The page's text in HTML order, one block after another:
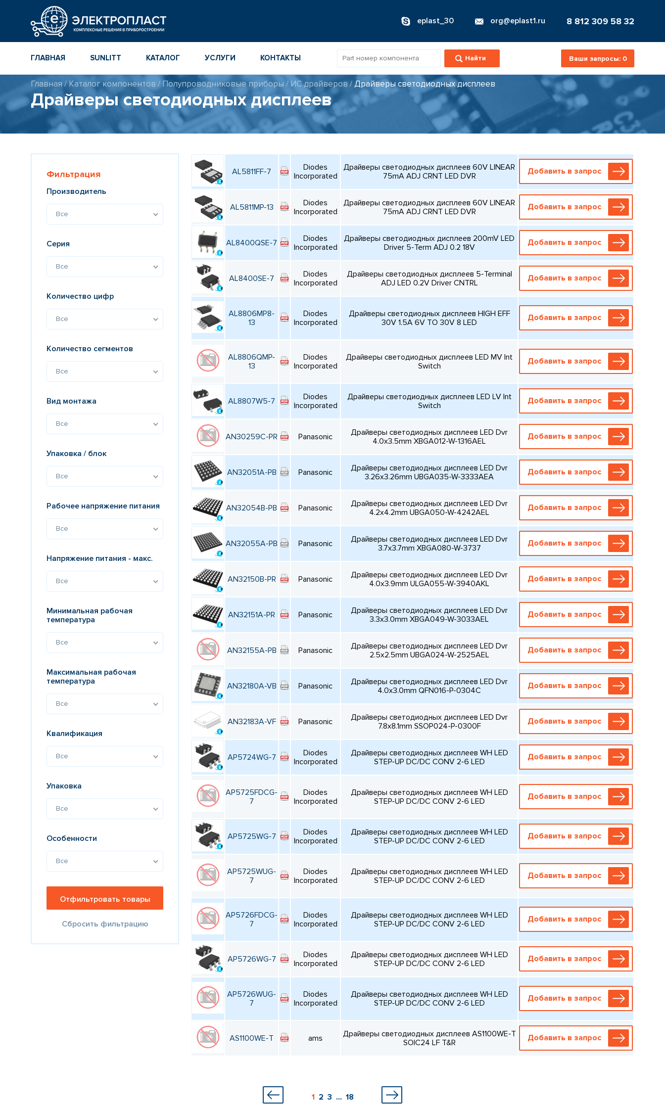
eplast_30 org@eplast1.ru 8 812 309 58 32
ГЛАВНАЯ SUNLITT
МНОГОСЛОЙНЫЕ
КЕРАМИЧЕСКИЕ ЧИП-
КОНДЕНСАТОРЫ
ПОВЕРХНОСТНОГО
И ТОНКОПЛЕНОЧНЫЕ
КАТАЛОГ
КАТАЛОГ
КОМПОНЕНТОВ
КАТАЛОГ ПРИБОРОВ
ИНСТРУМЕНТОВ
КАТАЛОГ
ПРОИЗВОДИТЕЛЕЙ
УСЛУГИ КОНТАКТЫ Ваши запросы: 0
Главная/Каталог компонентов / Полупроводниковые приборы / ИС драйверов /Драйверы светодиодных дисплеев
Драйверы светодиодных дисплеев
Фильтрация
Производитель
Все
Серия
Все
Количество цифр
Все
Количество сегментов
Все
Вид монтажа
Все
Упаковка / блок
Все
Рабочее напряжение питания
Все
Напряжение питания - макс.
Все
Минимальная рабочая
температура
Все
Максимальная рабочая
температура
Все
Квалификация
Все
Упаковка
Все
Особенности
Все
Сбросить фильтрацию
AL5811FF-7
Diodes
Incorporated
Драйверы светодиодных дисплеев 60V LINEAR
75mA ADJ CRNT LED DVR
Добавить в запрос
AL5811MP-13
Diodes
Incorporated
Драйверы светодиодных дисплеев 60V LINEAR
75mA ADJ CRNT LED DVR
Добавить в запрос
AL8400QSE-7
Diodes
Incorporated
Драйверы светодиодных дисплеев 200mV LED
Driver 5-Term ADJ 0.2 18V
Добавить в запрос
AL8400SE-7
Diodes
Incorporated
Драйверы светодиодных дисплеев 5-Terminal
ADJ LED 0.2V Driver CNTRL
Добавить в запрос
AL8806MP8-
13
Diodes
Incorporated
Драйверы светодиодных дисплеев HIGH EFF
30V 1.5A 6V TO 30V 8 LED
Добавить в запрос
AL8806QMP-
13
Diodes
Incorporated
Драйверы светодиодных дисплеев LED MV Int
Switch
Добавить в запрос
AL8807W5-7
Diodes
Incorporated
Драйверы светодиодных дисплеев LED LV Int
Switch
Добавить в запрос
AN30259C-PR Panasonic
Драйверы светодиодных дисплеев LED Dvr
4.0x3.5mm XBGA012-W-1316AEL
Добавить в запрос
AN32051A-PB Panasonic
Драйверы светодиодных дисплеев LED Dvr
3.26x3.26mm UBGA035-W-3333AEA
Добавить в запрос
AN32054B-PB Panasonic
Драйверы светодиодных дисплеев LED Dvr
4.2x4.2mm UBGA050-W-4242AEL
Добавить в запрос
AN32055A-PB Panasonic
Драйверы светодиодных дисплеев LED Dvr
3.7x3.7mm XBGA080-W-3737
Добавить в запрос
AN32150B-PR Panasonic
Драйверы светодиодных дисплеев LED Dvr
4.0x3.9mm ULGA055-W-3940AKL
Добавить в запрос
AN32151A-PR Panasonic
Драйверы светодиодных дисплеев LED Dvr
3.3x3.0mm XBGA049-W-3033AEL
Добавить в запрос
AN32155A-PB Panasonic
Драйверы светодиодных дисплеев LED Dvr
2.5x2.5mm UBGA024-W-2525AEL
Добавить в запрос
AN32180A-VB Panasonic
Драйверы светодиодных дисплеев LED Dvr
4.0x3.0mm QFN016-P-0304C
Добавить в запрос
AN32183A-VF Panasonic
Драйверы светодиодных дисплеев LED Dvr
7.8x8.1mm SSOP024-P-0300F
Добавить в запрос
AP5724WG-7
Diodes
Incorporated
Драйверы светодиодных дисплеев WH LED
STEP-UP DC/DC CONV 2-6 LED
Добавить в запрос
AP5725FDCG-
7
Diodes
Incorporated
Драйверы светодиодных дисплеев WH LED
STEP-UP DC/DC CONV 2-6 LED
Добавить в запрос
AP5725WG-7
Diodes
Incorporated
Драйверы светодиодных дисплеев WH LED
STEP-UP DC/DC CONV 2-6 LED
Добавить в запрос
AP5725WUG-
7
Diodes
Incorporated
Драйверы светодиодных дисплеев WH LED
STEP-UP DC/DC CONV 2-6 LED
Добавить в запрос
AP5726FDCG-
7
Diodes
Incorporated
Драйверы светодиодных дисплеев WH LED
STEP-UP DC/DC CONV 2-6 LED
Добавить в запрос
AP5726WG-7
Diodes
Incorporated
Драйверы светодиодных дисплеев WH LED
STEP-UP DC/DC CONV 2-6 LED
Добавить в запрос
AP5726WUG-
7
Diodes
Incorporated
Драйверы светодиодных дисплеев WH LED
STEP-UP DC/DC CONV 2-6 LED
Добавить в запрос
AS1100WE-T ams
Драйверы светодиодных дисплеев AS1100WE-T
SOIC24 LF T&R
Добавить в запрос
1 2 3 ... 18